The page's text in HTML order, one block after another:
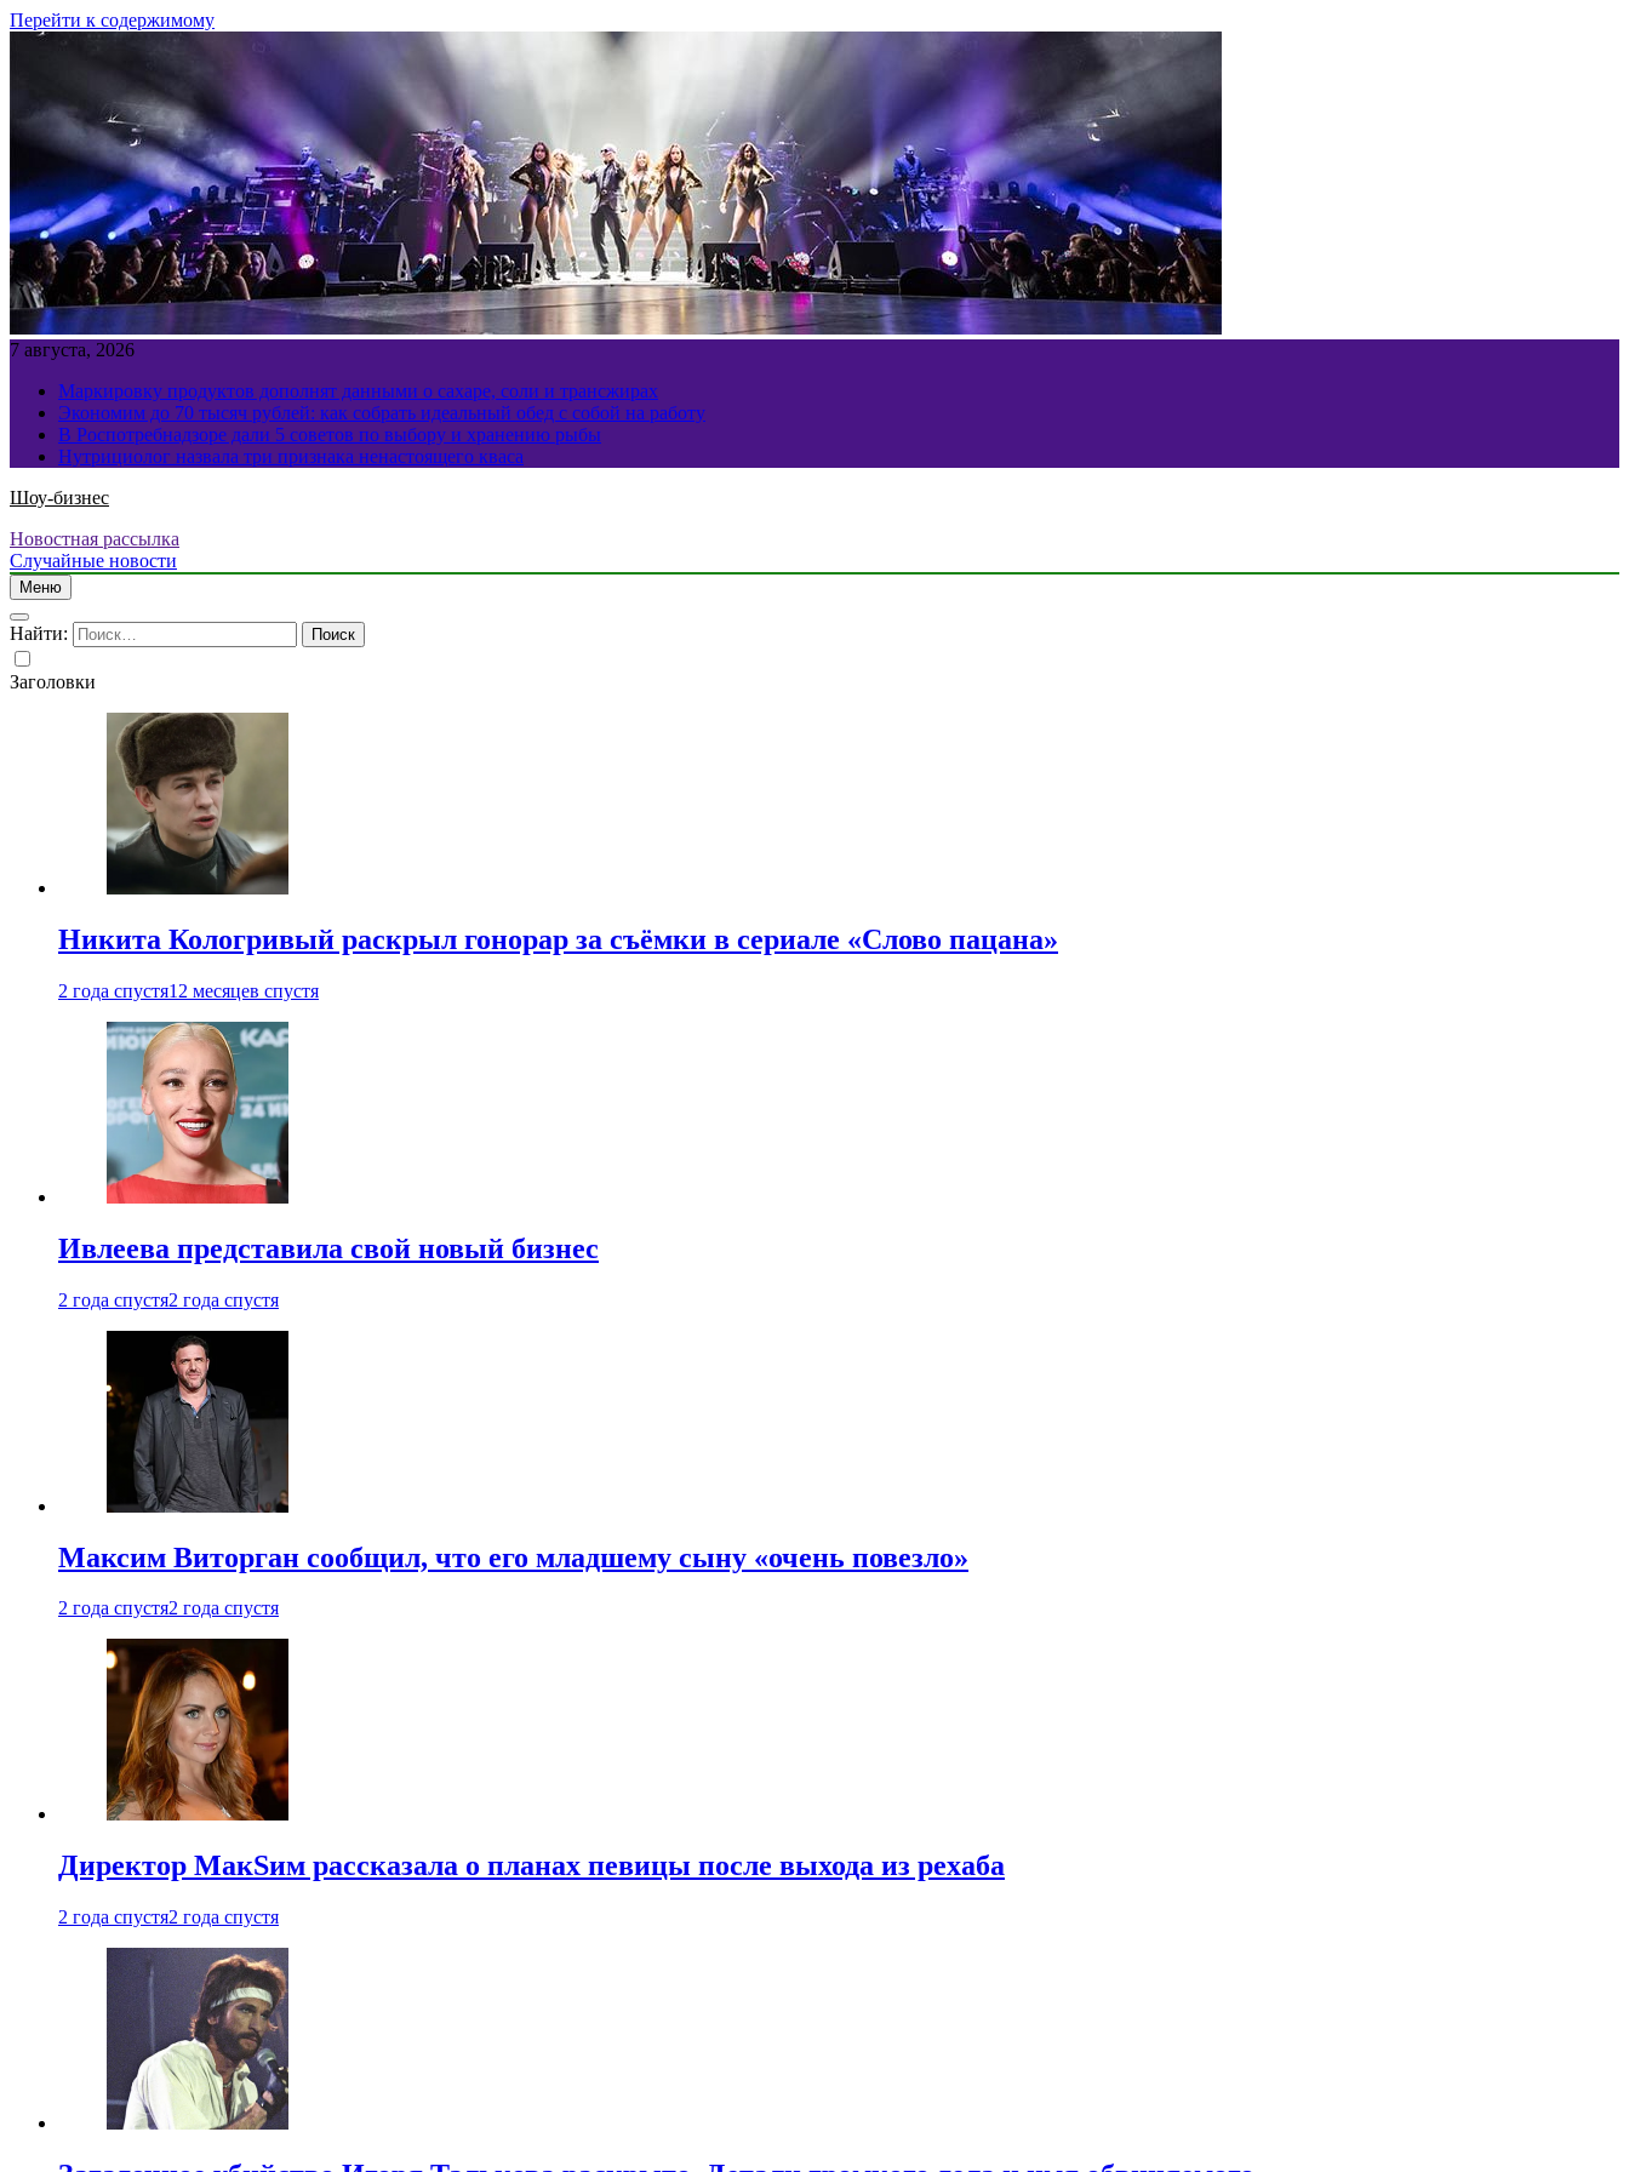
Перейти к содержимому
7 августа, 2026
Маркировку продуктов дополнят данными о сахаре, соли и трансжирах
Экономим до 70 тысяч рублей: как собрать идеальный обед с собой на работу
В Роспотребнадзоре дали 5 советов по выбору и хранению рыбы
Нутрициолог назвала три признака ненастоящего кваса
Шоу-бизнес
Новостная рассылка
Случайные новости
Меню
Найти:
Заголовки
Никита Кологривый раскрыл гонорар за съёмки в сериале «Слово пацана»
2 года спустя12 месяцев спустя
Ивлеева представила свой новый бизнес
2 года спустя2 года спустя
Максим Виторган сообщил, что его младшему сыну «очень повезло»
2 года спустя2 года спустя
Директор МакSим рассказала о планах певицы после выхода из рехаба
2 года спустя2 года спустя